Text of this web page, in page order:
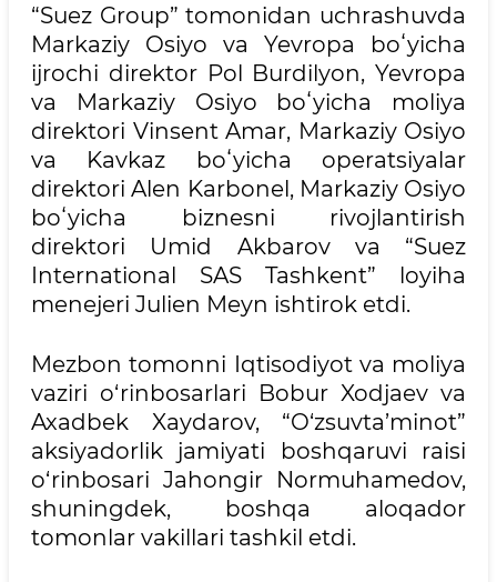
“Suez Group” tomonidan uchrashuvda
Markaziy Osiyo va Yevropa boʻyicha
ijrochi direktor Pol Burdilyon, Yevropa
va Markaziy Osiyo boʻyicha moliya
direktori Vinsent Amar, Markaziy Osiyo
va Kavkaz boʻyicha operatsiyalar
direktori Alen Karbonel, Markaziy Osiyo
boʻyicha biznesni rivojlantirish
direktori Umid Akbarov va “Suez
International SAS Tashkent” loyiha
menejeri Julien Meyn ishtirok etdi.
Mezbon tomonni Iqtisodiyot va moliya
vaziri o‘rinbosarlari Bobur Xodjaev va
Axadbek Xaydarov, “O‘zsuvta’minot”
aksiyadorlik jamiyati boshqaruvi raisi
o‘rinbosari Jahongir Normuhamedov,
shuningdek, boshqa aloqador
tomonlar vakillari tashkil etdi.